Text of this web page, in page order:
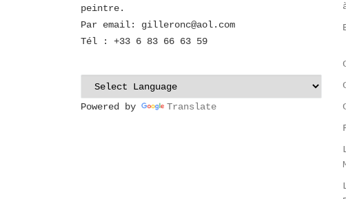
peintre.
Par email: gilleronc@aol.com
Tél : +33 6 83 66 63 59
Powered by Translate